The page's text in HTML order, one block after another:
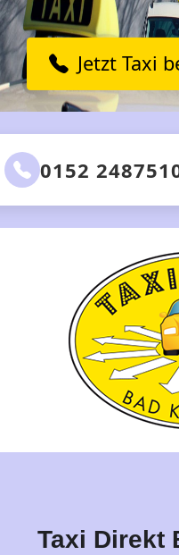
Jetzt Taxi
0152 24875109
Taxi Direkt